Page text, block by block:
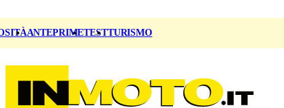
ANTEPRIMETESTTURISMO